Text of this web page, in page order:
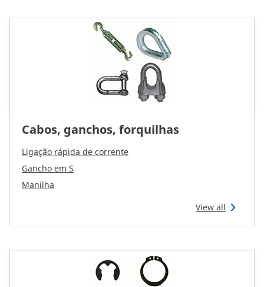
Cabos, ganchos, forquilhas
Ligação rápida de corrente
Gancho em S
Manilha
View all